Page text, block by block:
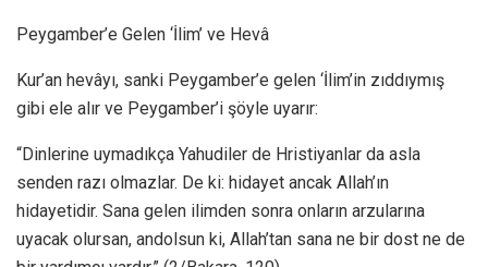
Peygamber’e Gelen ‘İlim’ ve Hevâ
Kur’an hevâyı, sanki Peygamber’e gelen ‘İlim’in zıddıymış
gibi ele alır ve Peygamber’i şöyle uyarır:
“Dinlerine uymadıkça Yahudiler de Hristiyanlar da asla
senden razı olmazlar. De ki: hidayet ancak Allah’ın
hidayetidir. Sana gelen ilimden sonra onların arzularına
uyacak olursan, andolsun ki, Allah’tan sana ne bir dost ne de